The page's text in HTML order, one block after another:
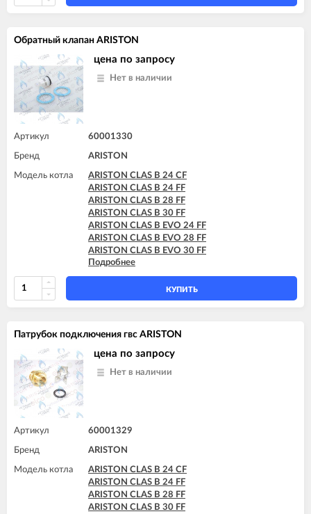
ARISTON T2 23 MI MET
ARISTON TX 27 MFFI
ARISTON UNO 24 MFFI
Обратный клапан ARISTON
цена по запросу
Нет в наличии
Артикул 60001330
Бренд ARISTON
Модель котла
ARISTON CLAS B 24 CF
ARISTON CLAS B 24 FF
ARISTON CLAS B 28 FF
ARISTON CLAS B 30 FF
ARISTON CLAS B EVO 24 FF
ARISTON CLAS B EVO 28 FF
ARISTON CLAS B EVO 30 FF
ARISTON CLAS B X 24 FF
ARISTON CLAS B X 28 FF
Подробнее
КУПИТЬ
Патрубок подключения гвс ARISTON
цена по запросу
Нет в наличии
Артикул 60001329
Бренд ARISTON
Модель котла
ARISTON CLAS B 24 CF
ARISTON CLAS B 24 FF
ARISTON CLAS B 28 FF
ARISTON CLAS B 30 FF